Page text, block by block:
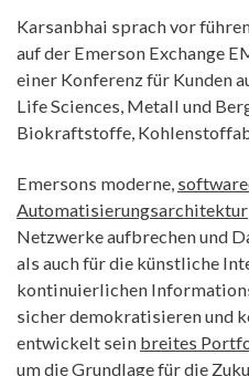
Karsanbhai sprach vor
auf der Emerson Exchange
einer Konferenz für Kunden
Life Sciences, Metall und
Biokraftstoffe,
Emersons moderne,
Automatisierungsarchitektur
Netzwerke aufbrechen und
als auch für die künstliche
kontinuierlichen
sicher demokratisieren und
entwickelt sein breites
um die Grundlage für die